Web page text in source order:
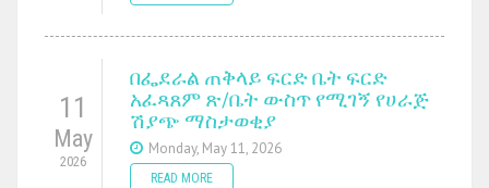
11
May
2026
በፌደራል ጠቅላይ ፍርድ ቤት ፍርድ
አፈጻጸም ጽ/ቤት ውስጥ የሚገኝ የሀራጅ
ሽያጭ ማስታወቂያ
Monday, May 11, 2026
READ MORE